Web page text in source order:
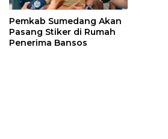
Pemkab Sumedang Akan
Pasang Stiker di Rumah
Penerima Bansos